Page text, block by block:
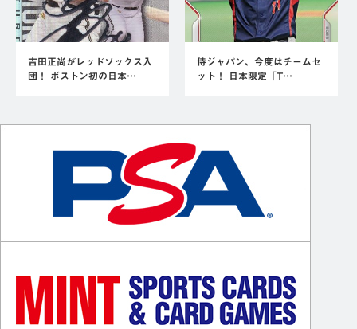
吉田正尚がレッドソックス入
団！ ボストン初の日本…
侍ジャパン、今度はチームセ
ット！ 日本限定「T…